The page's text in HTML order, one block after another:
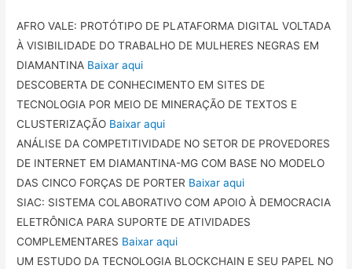
AFRO VALE: PROTÓTIPO DE PLATAFORMA DIGITAL VOLTADA
À VISIBILIDADE DO TRABALHO DE MULHERES NEGRAS EM
DIAMANTINA Baixar aqui
DESCOBERTA DE CONHECIMENTO EM SITES DE
TECNOLOGIA POR MEIO DE MINERAÇÃO DE TEXTOS E
CLUSTERIZAÇÃO Baixar aqui
ANÁLISE DA COMPETITIVIDADE NO SETOR DE PROVEDORES
DE INTERNET EM DIAMANTINA-MG COM BASE NO MODELO
DAS CINCO FORÇAS DE PORTER Baixar aqui
SIAC: SISTEMA COLABORATIVO COM APOIO À DEMOCRACIA
ELETRÔNICA PARA SUPORTE DE ATIVIDADES
COMPLEMENTARES Baixar aqui
UM ESTUDO DA TECNOLOGIA BLOCKCHAIN E SEU PAPEL NO